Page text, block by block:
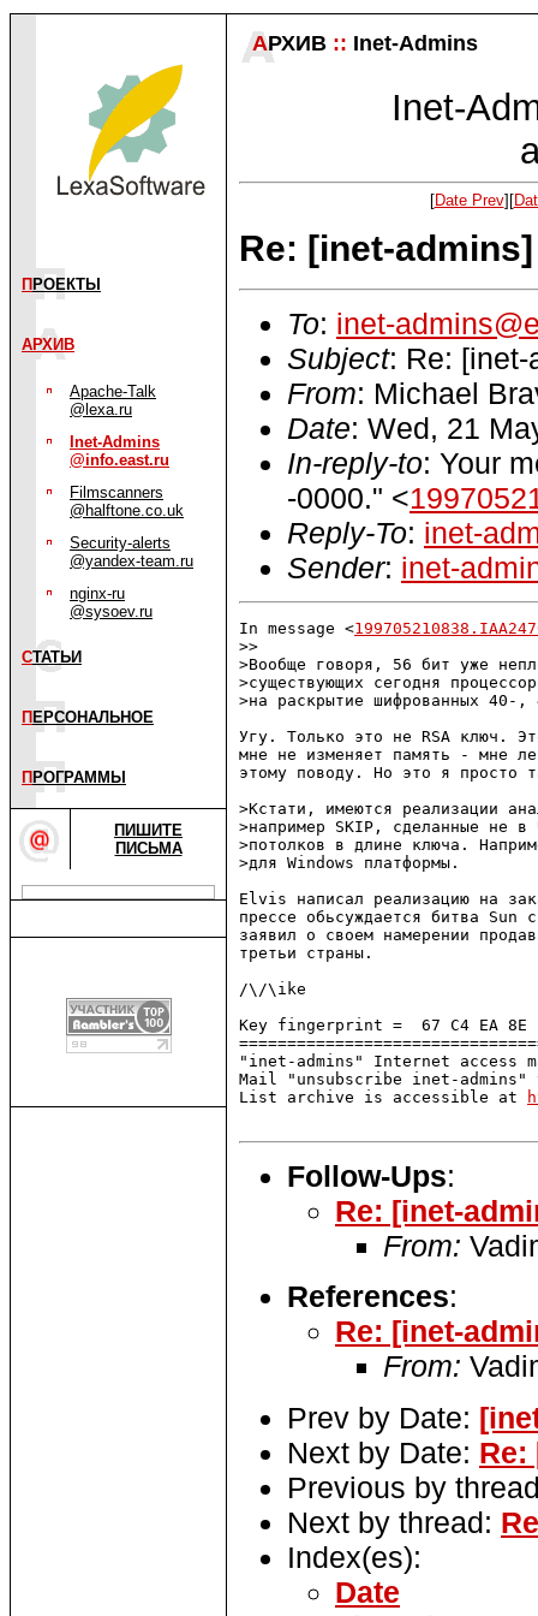
П РОЕКТЫ
АРХИВ
Apache-Talk
@lexa.ru
Inet-Admins
@info.east.ru
Filmscanners
@halftone.co.uk
Security-alerts
@yandex-team.ru
nginx-ru
@sysoev.ru
СТАТЬИ
П ЕРСОНАЛЬНОЕ
П РОГРАММЫ
ПИШИТЕ
ПИСЬМА
АРХИВ :: Inet-Admins
Inet-
[Date Prev][
Re: [inet-admins]
To: inet-
Subject: Re: [inet-
From: Michael
Date: Wed, 21
In-reply-to: Your
-0000." <
Reply-To: inet-
Sender: inet-
In message <
>>
>Вообще говоря, 56 бит уже
>существующих сегодня
>на раскрытие шифрованных 40-
Угу. Только это не RSA ключ.
мне не изменяет память - мне
этому поводу. Но это я просто
>Кстати, имеются реализации
>например SKIP, сделанные не в
>потолков в длине ключа.
>для Windows платформы.
Elvis написал реализацию на
прессе обьсуждается битва Sun
заявил о своем намерении
третьи страны.
/\/\ike
Key fingerprint =  67 C4 EA 8E
"inet-admins" Internet access
Mail "unsubscribe inet-
List archive is accessible at
Follow-Ups:
Re: [inet-
From:
References:
Re: [inet-
From:
Prev by Date:
Next by Date: Re:
Previous by
Next by thread:
Index(es):
Date